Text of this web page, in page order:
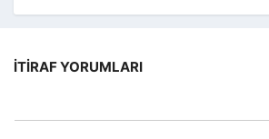
İTIRAF YORUMLARI